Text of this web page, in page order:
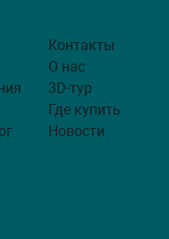
Контакты
О нас
3D-тур
Где купить
Новости